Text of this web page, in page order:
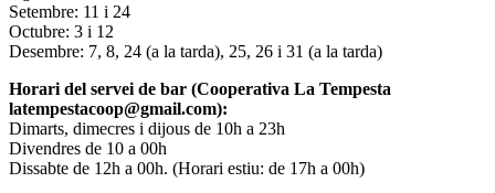
Setembre: 11 i 24
Octubre: 3 i 12
Desembre: 7, 8, 24 (a la tarda), 25, 26 i 31 (a la tarda)
Horari del servei de bar (Cooperativa La Tempesta
latempestacoop@gmail.com):
Dimarts, dimecres i dijous de 10h a 23h
Divendres de 10 a 00h
Dissabte de 12h a 00h. (Horari estiu: de 17h a 00h)